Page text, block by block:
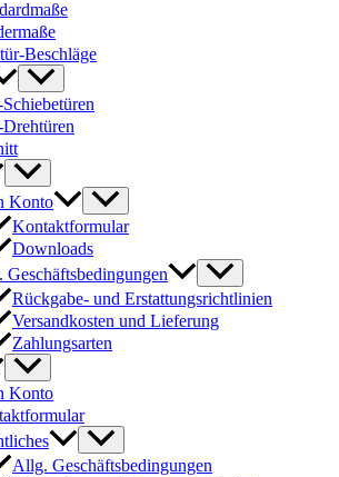
Beschläge
Konto
Kontaktformular
Downloads
Geschäftsbedingungen
Rückgabe- und Erstattungsrichtlinien
Versandkosten und Lieferung
Zahlungsarten
Konto
Allg. Geschäftsbedingungen